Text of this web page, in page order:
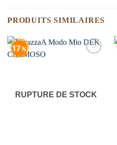
PRODUITS SIMILAIRES
17
RUPTURE DE STOCK